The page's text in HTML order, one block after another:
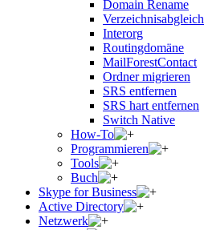
Domain Rename
Verzeichnisabgleich
Interorg
Routingdomäne
MailForestContact
Ordner migrieren
SRS entfernen
SRS hart entfernen
Switch Native
How-To
Programmieren
Tools
Buch
Skype for Business
Active Directory
Netzwerk